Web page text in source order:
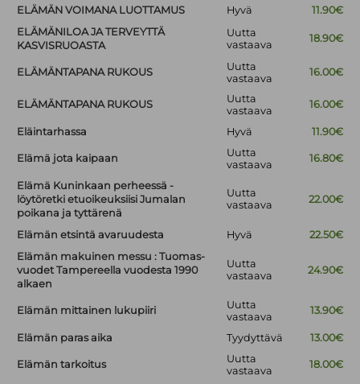
ELÄMÄN VOIMANA LUOTTAMUS
Hyvä
11.90€
ELÄMÄNILOA JA TERVEYTTÄ
KASVISRUOASTA
Uutta
vastaava
18.90€
ELÄMÄNTAPANA RUKOUS
Uutta
vastaava
16.00€
ELÄMÄNTAPANA RUKOUS
Uutta
vastaava
16.00€
Eläintarhassa Hyvä 11.90€
Elämä jota kaipaan
Uutta
vastaava
16.80€
Elämä Kuninkaan perheessä -
löytöretki etuoikeuksiisi Jumalan
poikana ja tyttärenä
Uutta
vastaava
22.00€
Elämän etsintä avaruudesta Hyvä
22.50€
Elämän makuinen messu : Tuomas-
vuodet Tampereella vuodesta 1990
alkaen
Uutta
vastaava
24.90€
Elämän mittainen lukupiiri
Uutta
vastaava
13.90€
Elämän paras aika Tyydyttävä 13.00€
Elämän tarkoitus
Uutta
vastaava
18.00€